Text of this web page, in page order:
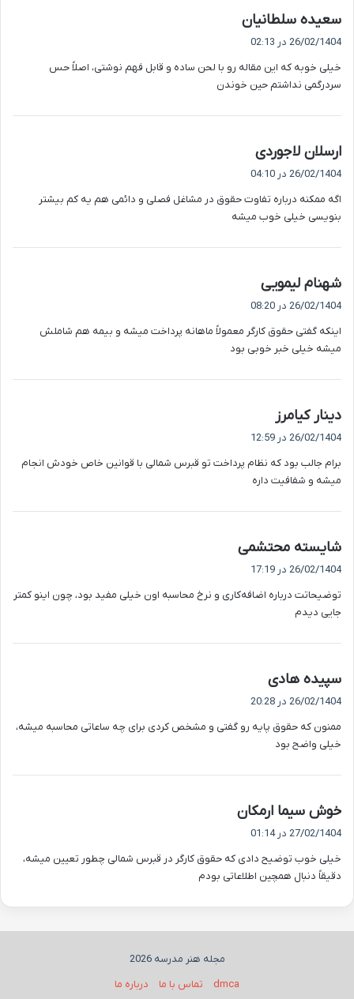
سعیده سلطانیان
:
26/02/1404 در 02:13
خیلی خوبه که این مقاله رو با لحن ساده و قابل فهم نوشتی، اصلاً حس
سردرگمی نداشتم حین خوندن
ارسلان لاجوردی
ف
:
26/02/1404 در 04:10
اگه ممکنه درباره تفاوت حقوق در مشاغل فصلی و دائمی هم یه کم بیشتر
بنویسی خیلی خوب میشه
شهنام لیمویی
ف
:
26/02/1404 در 08:20
اینکه گفتی حقوق کارگر معمولاً ماهانه پرداخت میشه و بیمه هم شاملش
میشه خیلی خبر خوبی بود
دینار کیامرز
ف
:
26/02/1404 در 12:59
برام جالب بود که نظام پرداخت تو قبرس شمالی با قوانین خاص خودش انجام
میشه و شفافیت داره
شایسته محتشمی
:
26/02/1404 در 17:19
توضیحاتت درباره اضافه‌کاری و نرخ محاسبه اون خیلی مفید بود، چون اینو کمتر
جایی دیدم
سپیده هادی
ف
:
26/02/1404 در 20:28
ممنون که حقوق پایه رو گفتی و مشخص کردی برای چه ساعاتی محاسبه میشه،
خیلی واضح بود
خوش سیما ارمکان
27/02/1404 در 01:14
خیلی خوب توضیح دادی که حقوق کارگر در قبرس شمالی چطور تعیین میشه،
دقیقاً دنبال همچین اطلاعاتی بودم
مجله هنر مدرسه 2026
dmca
تماس با ما درباره ما